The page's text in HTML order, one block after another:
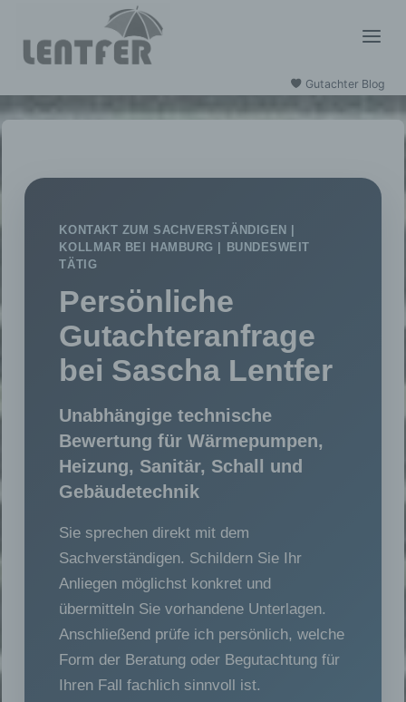
Inhalt
springen
Gutachter Blog
KONTAKT ZUM SACHVERSTÄNDIGEN |
KOLLMAR BEI HAMBURG | BUNDESWEIT
TÄTIG
Persönliche
Gutachteranfrage
bei Sascha Lentfer
Unabhängige technische
Bewertung für Wärmepumpen,
Heizung, Sanitär, Schall und
Gebäudetechnik
Sie sprechen direkt mit dem
Sachverständigen. Schildern Sie Ihr
Anliegen möglichst konkret und
übermitteln Sie vorhandene Unterlagen.
Anschließend prüfe ich persönlich, welche
Form der Beratung oder Begutachtung für
Ihren Fall fachlich sinnvoll ist.